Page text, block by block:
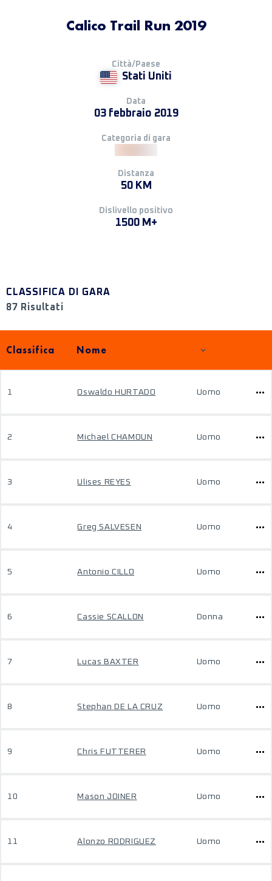
Calico Trail Run 2019
Città/Paese
Stati Uniti
Data
03 febbraio 2019
Categoria di gara
Distanza
50 KM
Dislivello positivo
1500 M+
CLASSIFICA DI GARA
87 Risultati
Classifica Nome
1 Oswaldo HURTADO Uomo
2 Michael CHAMOUN Uomo
3 Ulises REYES Uomo
4 Greg SALVESEN Uomo
5 Antonio CILLO Uomo
6 Cassie SCALLON Donna
7 Lucas BAXTER Uomo
8 Stephan DE LA CRUZ Uomo
9 Chris FUTTERER Uomo
10 Mason JOINER Uomo
11 Alonzo RODRIGUEZ Uomo